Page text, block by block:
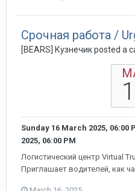
Срочная работа /
[BEARS] Кузнечик posted a
Sunday 16 March 2025, 06:00
2025, 06:00 PM
Логистический центр Virtual
Приглашает водителей, как